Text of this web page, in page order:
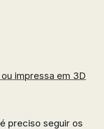
impressa em 3D
preciso seguir os